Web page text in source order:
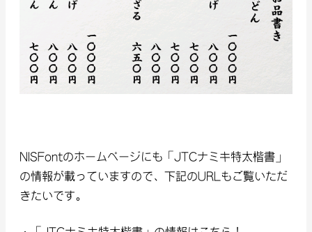
NISFontのホームページにも「JTCナミキ特太楷書」
の情報が載っていますので、下記のURLもご覧いただ
きたいです。